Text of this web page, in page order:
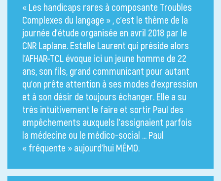
« Les handicaps rares à composante Troubles
Complexes du langage » , c’est le thème de la
journée d’étude organisée en avril 2018 par le
CNR Laplane. Estelle Laurent qui préside alors
l’AFHAR-TCL évoque ici un jeune homme de 22
ans, son fils, grand communicant pour autant
qu’on prête attention à ses modes d’expression
et à son désir de toujours échanger. Elle a su
très intuitivement le faire et sortir Paul des
empêchements auxquels l’assignaient parfois
la médecine ou le médico-social … Paul
« fréquente » aujourd’hui MÉMO.